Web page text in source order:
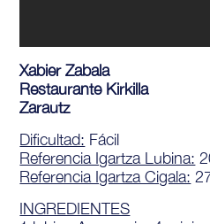
Xabier Zabala
Restaurante Kirkilla
Zarautz
Dificultad: Fácil
Referencia Igartza Lubina:
Referencia Igartza Cigala:
INGREDIENTES